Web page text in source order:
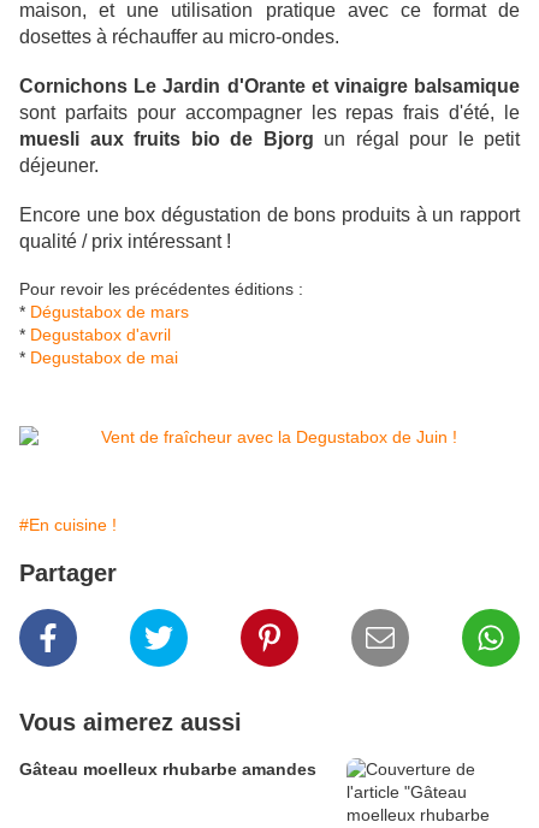
maison, et une utilisation pratique avec ce format de
dosettes à réchauffer au micro-ondes.
Cornichons Le Jardin d'Orante et vinaigre balsamique
sont parfaits pour accompagner les repas frais d'été, le
muesli aux fruits bio de Bjorg un régal pour le petit
déjeuner.
Encore une box dégustation de bons produits à un rapport
qualité / prix intéressant !
Pour revoir les précédentes éditions :
* Dégustabox de mars
* Degustabox d'avril
* Degustabox de mai
#En cuisine !
Partager
Vous aimerez aussi
Gâteau moelleux rhubarbe amandes